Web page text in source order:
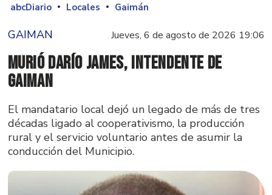
abcDiario Locales Gaimán
GAIMAN Jueves, 6 de agosto de 2026 19:06
Murió Darío James, intendente de
Gaiman
El mandatario local dejó un legado de más de tres
décadas ligado al cooperativismo, la producción
rural y el servicio voluntario antes de asumir la
conducción del Municipio.